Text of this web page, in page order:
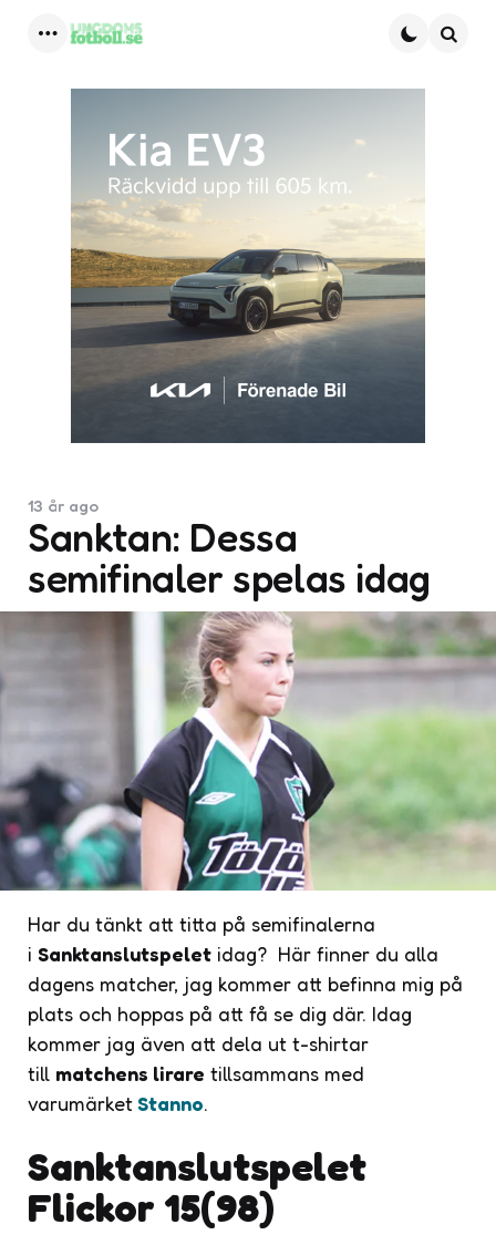
Sanktan: Dessa
semifinaler spelas idag
13 år ago
Har du tänkt att titta på semifinalerna
i Sanktanslutspelet idag? Här finner du alla
dagens matcher, jag kommer att befinna mig på
plats och hoppas på att få se dig där. Idag
kommer jag även att dela ut t-shirtar
till matchens lirare tillsammans med
varumärket Stanno.
Sanktanslutspelet
Flickor 15(98)